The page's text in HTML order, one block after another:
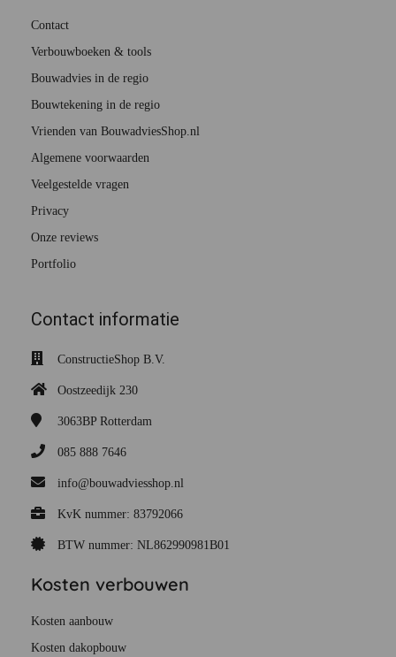
Contact
Verbouwboeken & tools
Bouwadvies in de regio
Bouwtekening in de regio
Vrienden van BouwadviesShop.nl
Algemene voorwaarden
Veelgestelde vragen
Privacy
Onze reviews
Portfolio
Contact informatie
ConstructieShop B.V.
Oostzeedijk 230
3063BP Rotterdam
085 888 7646
info@bouwadviesshop.nl
KvK nummer: 83792066
BTW nummer: NL862990981B01
Kosten verbouwen
Kosten aanbouw
Kosten dakopbouw